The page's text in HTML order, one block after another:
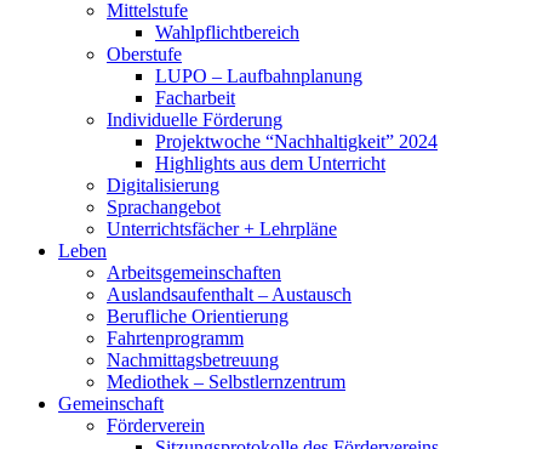
Mittelstufe
Wahlpflichtbereich
Oberstufe
LUPO – Laufbahnplanung
Facharbeit
Individuelle Förderung
Projektwoche “Nachhaltigkeit” 2024
Highlights aus dem Unterricht
Digitalisierung
Sprachangebot
Unterrichtsfächer + Lehrpläne
Leben
Arbeitsgemeinschaften
Auslandsaufenthalt – Austausch
Berufliche Orientierung
Fahrtenprogramm
Nachmittagsbetreuung
Mediothek – Selbstlernzentrum
Gemeinschaft
Förderverein